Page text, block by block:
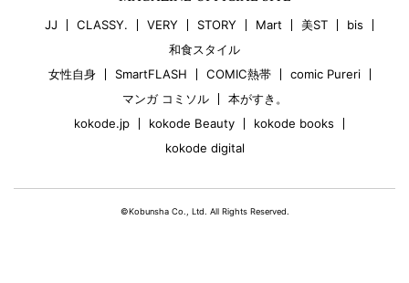
JJ CLASSY. VERY STORY Mart 美ST
bis
和食スタイル
女性自身
SmartFLASH COMIC熱帯
comic Pureri
マンガ コミソル
本がすき。
kokode.jp
kokode Beauty
kokode books
kokode digital
©Kobunsha Co., Ltd. All Rights Reserved.